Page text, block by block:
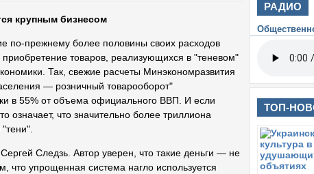
крупным бизнесом
по-прежнему более половины своих расходов
приобретение товаров, реализующихся в "теневом"
Так, свежие расчеты Минэкономразвития
— розничный товарооборот"
в 55% от объема официального ВВП. И если
означает, что значительно более триллиона
"тени".
Следзь. Автор уверен, что такие деньги — не
что упрощенная система нагло используется
РАДИО
ТОП-